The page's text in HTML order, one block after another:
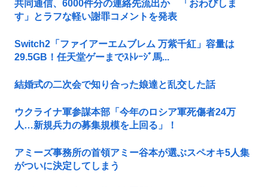
共同通信、6000件分の連絡先流出か 「おわびしま
す」とラフな軽い謝罪コメントを発表
Switch2「ファイアーエムブレム 万紫千紅」容量は
29.5GB！任天堂ゲーまでｽﾄﾚｰｼﾞ馬...
結婚式の二次会で知り合った娘達と乱交した話
ウクライナ軍参謀本部「今年のロシア軍死傷者24万
人…新規兵力の募集規模を上回る」！
アミーズ事務所の首領アミー谷本が選ぶスペオキ5人集
がついに決定してしまう